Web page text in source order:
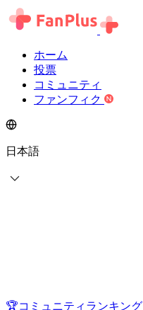
ホーム
投票
コミュニティ
ファンフィク
日本語
🏆コミュニティランキング